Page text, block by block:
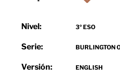
Nivel: 3º ESO
Serie: BURLINGTON
Versión: ENGLISH